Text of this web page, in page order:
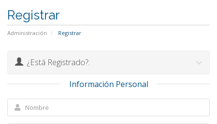
Registrar
Administración Registrar
¿Está Registrado?:
Información Personal